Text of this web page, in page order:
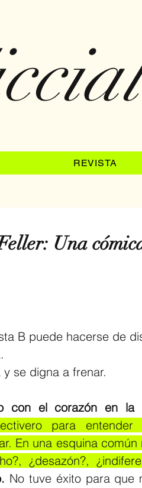
REVISTA
Una
B puede hacerse de
se digna a frenar.
con el corazón en la
para
En una esquina
¿desazón?,
No tuve éxito para que